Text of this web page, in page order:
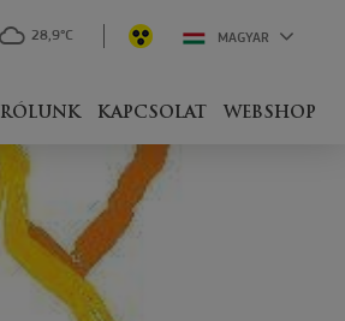
RÓLUNK KAPCSOLAT WEBSHOP
28,9°C MAGYAR